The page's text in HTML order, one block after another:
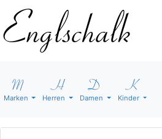
Marken Herren Damen Kinder